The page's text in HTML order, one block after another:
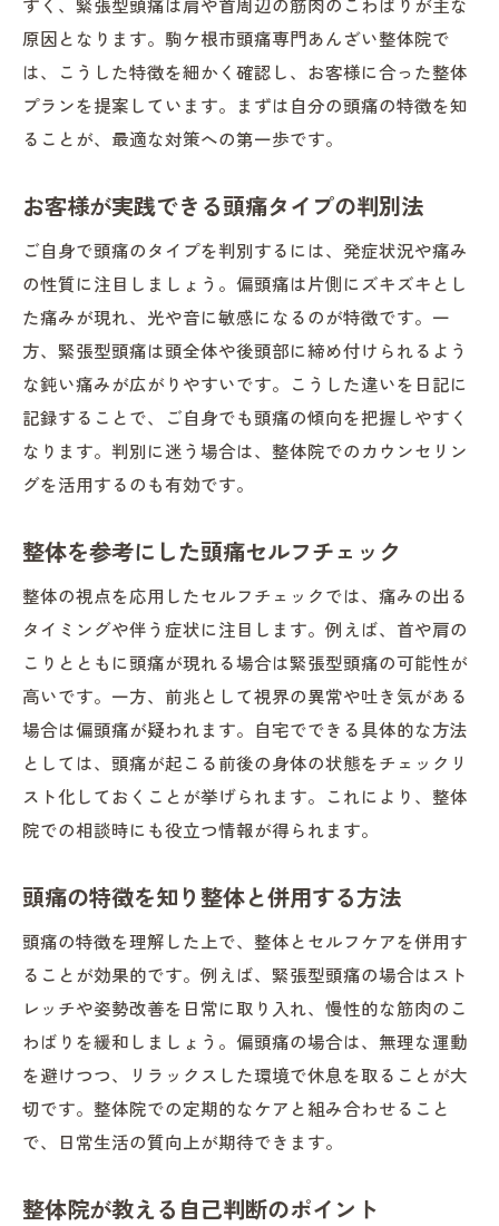
原因となります。駒ケ根市頭痛専門あんざい整体院で
は、こうした特徴を細かく確認し、お客様に合った整体
プランを提案しています。まずは自分の頭痛の特徴を知
ることが、最適な対策への第一歩です。
お客様が実践できる頭痛タイプの判別法
ご自身で頭痛のタイプを判別するには、発症状況や痛み
の性質に注目しましょう。偏頭痛は片側にズキズキとし
た痛みが現れ、光や音に敏感になるのが特徴です。一
方、緊張型頭痛は頭全体や後頭部に締め付けられるよう
な鈍い痛みが広がりやすいです。こうした違いを日記に
記録することで、ご自身でも頭痛の傾向を把握しやすく
なります。判別に迷う場合は、整体院でのカウンセリン
グを活用するのも有効です。
整体を参考にした頭痛セルフチェック
整体の視点を応用したセルフチェックでは、痛みの出る
タイミングや伴う症状に注目します。例えば、首や肩の
こりとともに頭痛が現れる場合は緊張型頭痛の可能性が
高いです。一方、前兆として視界の異常や吐き気がある
場合は偏頭痛が疑われます。自宅でできる具体的な方法
としては、頭痛が起こる前後の身体の状態をチェックリ
スト化しておくことが挙げられます。これにより、整体
院での相談時にも役立つ情報が得られます。
頭痛の特徴を知り整体と併用する方法
頭痛の特徴を理解した上で、整体とセルフケアを併用す
ることが効果的です。例えば、緊張型頭痛の場合はスト
レッチや姿勢改善を日常に取り入れ、慢性的な筋肉のこ
わばりを緩和しましょう。偏頭痛の場合は、無理な運動
を避けつつ、リラックスした環境で休息を取ることが大
切です。整体院での定期的なケアと組み合わせること
で、日常生活の質向上が期待できます。
整体院が教える自己判断のポイント